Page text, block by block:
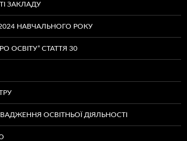
ЗАКЛАДУ
НАВЧАЛЬНОГО РОКУ
ОСВІТУ” СТАТТЯ 30
ОСВІТНЬОЇ ДІЯЛЬНОСТІ